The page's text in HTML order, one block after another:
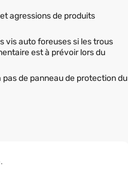
agressions de produits
vis auto foreuses si les trous
est à prévoir lors du
de panneau de protection du